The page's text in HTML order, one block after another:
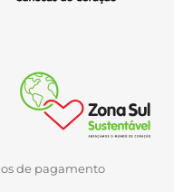
de pagamento